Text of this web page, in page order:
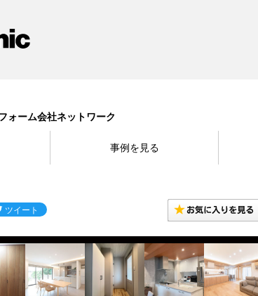
ォーム会社ネットワーク
事例を見る